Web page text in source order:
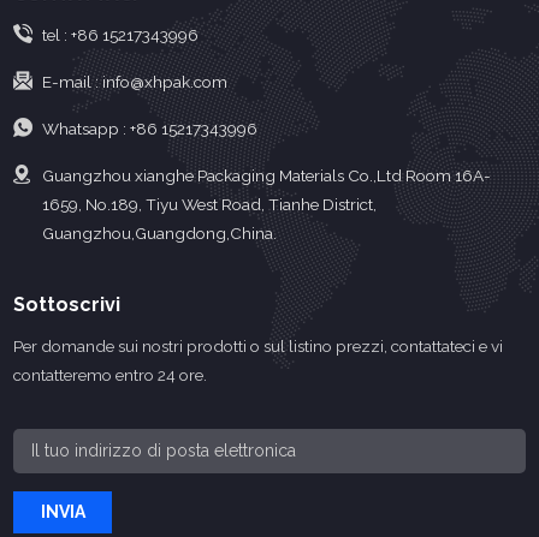
tel : +86 15217343996
E-mail :info@xhpak.com
Whatsapp : +86 15217343996
Guangzhou xianghe Packaging Materials Co.,Ltd Room 16A-
1659, No.189, Tiyu West Road, Tianhe District,
Guangzhou,Guangdong,China.
Sottoscrivi
Per domande sui nostri prodotti o sul listino prezzi, contattateci e vi
contatteremo entro 24 ore.
INVIA